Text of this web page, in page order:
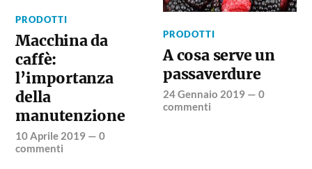
PRODOTTI
Macchina da
caffè:
l’importanza
della
manutenzione
10 Aprile 2019 —0
commenti
PRODOTTI
A cosa serve un
passaverdure
24 Gennaio 2019 —0
commenti